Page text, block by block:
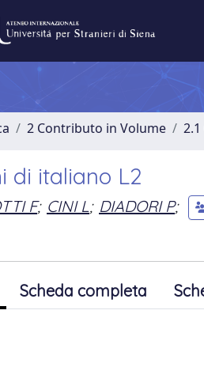
2 Contributo in Volume
di italiano L2
F; CINI L; DIADORI P;
Scheda completa